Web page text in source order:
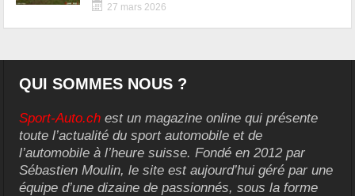
27 mars 2026
QUI SOMMES NOUS ?
Sport-Auto.ch est un magazine online qui présente
toute l’actualité du sport automobile et de
l’automobile à l’heure suisse. Fondé en 2012 par
Sébastien Moulin, le site est aujourd’hui géré par une
équipe d’une dizaine de passionnés, sous la forme